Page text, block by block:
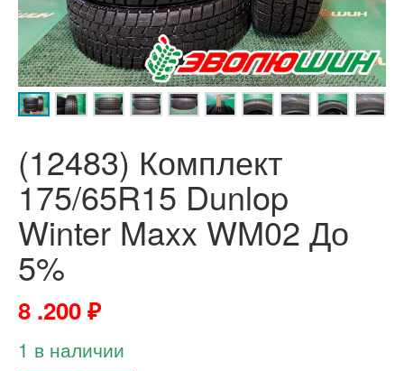
(12483) Комплект
175/65R15 Dunlop
Winter Maxx WM02 До
5%
8 .200₽
1 в наличии